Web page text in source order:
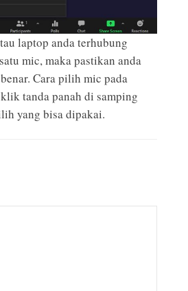
laptop anda terhubung
mic, maka pastikan anda
Cara pilih mic pada
tanda panah di samping
yang bisa dipakai.